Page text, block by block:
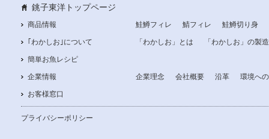
銚子東洋トップページ
商品情報 鮭鱒フィレ 鯖フィレ 鮭鱒切り身
｢わかしお｣について 「わかしお」とは 「わかしお」の製
簡単お魚レシピ
企業情報 企業理念 会社概要 沿革 環境へ
お客様窓口
プライバシーポリシー